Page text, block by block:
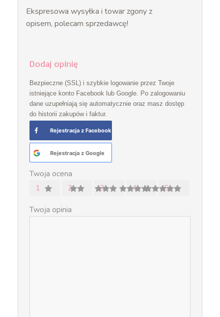
Ekspresowa wysyłka i towar zgony z
opisem, polecam sprzedawcę!
Dodaj opinię
Bezpieczne (SSL) i szybkie logowanie przez Twoje
istniejące konto Facebook lub Google. Po zalogowaniu
dane uzupełniają się automatycznie oraz masz dostęp
do historii zakupów i faktur.
Rejestracja z Facebook
Rejestracja z Google
Twoja ocena
1
2 3 4
5
Twoja opinia